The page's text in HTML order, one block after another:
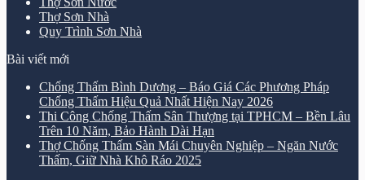
Thợ Sơn Nhà
Quy Trình Sơn Nhà
Bài viết mới
Chống Thấm Bình Dương – Báo Giá Các Phương Pháp
Chống Thấm Hiệu Quả Nhất Hiện Nay 2026
Thi Công Chống Thấm Sân Thượng tại TPHCM – Bền Lâu
Trên 10 Năm, Bảo Hành Dài Hạn
Thợ Chống Thấm Sàn Mái Chuyên Nghiệp – Ngăn Nước
Thấm, Giữ Nhà Khô Ráo 2025